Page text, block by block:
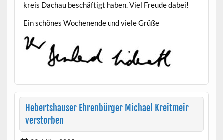
kreis Dachau beschäftigt haben. Viel Freude dabei!
Ein schönes Woch­enende und viele Grüße
Hebertshauser Ehrenbürger Michael Kreitmeir
verstorben